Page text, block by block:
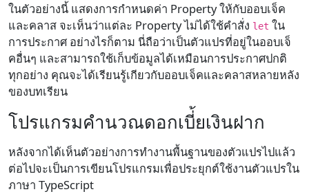
ในตัวอย่างนี้ แสดงการกำหนดค่า Property ให้กับออบเจ็ค
และคลาส จะเห็นว่าแต่ละ Property ไม่ได้ใช้คำสั่ง let ใน
การประกาศ อย่างไรก็ตาม นี่ถือว่าเป็นตัวแปรที่อยู่ในออบเจ็
คอื่นๆ และสามารถใช้เก็บข้อมูลได้เหมือนการประกาศปกติ
ทุกอย่าง คุณจะได้เรียนรู้เกียวกับออบเจ็คและคลาสหลายหลัง
ของบทเรียน
โปรแกรมคำนวณดอกเบี่้ยเงินฝาก
หลังจากได้เห็นตัวอย่างการทำงานพื้นฐานของตัวแปรไปแล้ว
ต่อไปจะเป็นการเขียนโปรแกรมเพื่อประยุกต์ใช้งานตัวแปรใน
ภาษา TypeScript